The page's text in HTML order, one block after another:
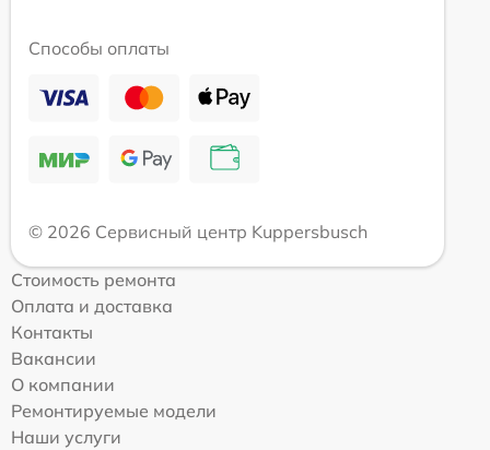
Способы оплаты
© 2026 Сервисный центр Kuppersbusch
Стоимость ремонта
Оплата и доставка
Контакты
Вакансии
О компании
Ремонтируемые модели
Наши услуги